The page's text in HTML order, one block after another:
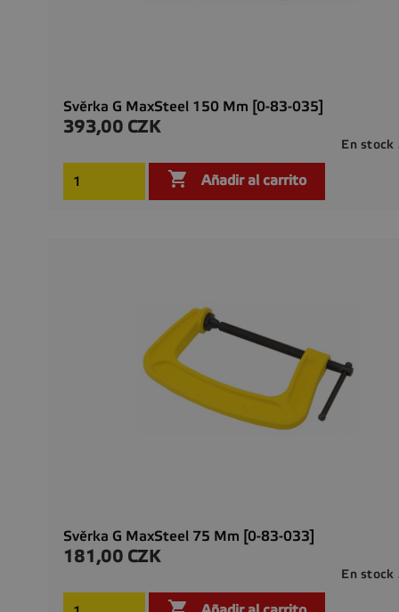
Svěrka G MaxSteel 150 Mm [0-83-035]
Precio
393,00 CZK
En stock
 Añadir al carrito
Svěrka G MaxSteel 75 Mm [0-83-033]
Precio
181,00 CZK
En stock